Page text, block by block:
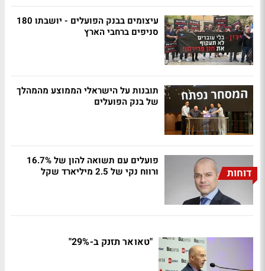
עיצומים בבנק הפועלים - יושבתו 180
סניפים ברחבי הארץ
תובנות על הישראלי הממוצע מהמהלך
של בנק הפועלים
דוחות
פועלים עם תשואה להון של 16.7%
ורווח נקי של 2.5 מיליארד שקל
"טאואר תזנק ב-29%"